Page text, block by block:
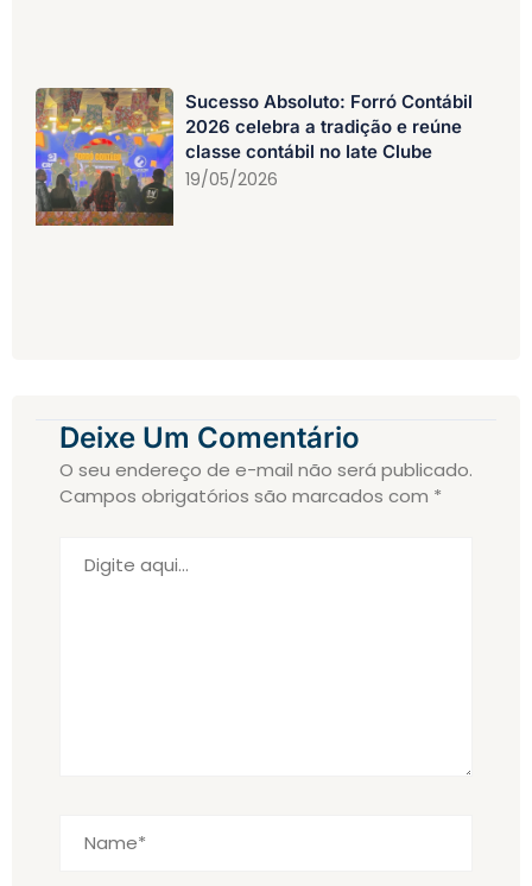
Sucesso Absoluto: Forró Contábil
2026 celebra a tradição e reúne
classe contábil no Iate Clube
19/05/2026
Deixe Um Comentário
O seu endereço de e-mail não será publicado.
Campos obrigatórios são marcados com *
aqui...